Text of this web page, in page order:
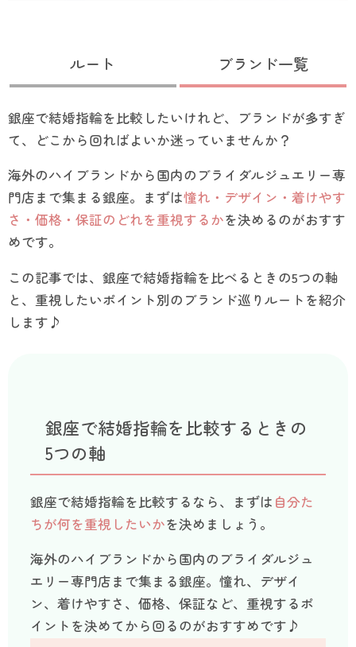
ルート ブランド一覧
銀座で結婚指輪を比較したいけれど、ブランドが多すぎ
て、どこから回ればよいか迷っていませんか？
海外のハイブランドから国内のブライダルジュエリー専
門店まで集まる銀座。まずは憧れ・デザイン・着けやす
さ・価格・保証のどれを重視するかを決めるのがおすす
めです。
この記事では、銀座で結婚指輪を比べるときの5つの軸
と、重視したいポイント別のブランド巡りルートを紹介
します♪
銀座で結婚指輪を比較するときの
5つの軸
銀座で結婚指輪を比較するなら、まずは 自分た
ちが何を重視したいかを決めましょう。
海外のハイブランドから国内のブライダルジュ
エリー専門店まで集まる銀座。憧れ、デザイ
ン、着けやすさ、価格、保証など、重視するポ
イントを決めてから回るのがおすすめです♪